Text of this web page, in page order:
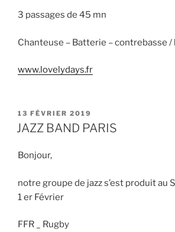
3 passages de 45 mn
Chanteuse – Batterie – contrebasse
www.lovelydays.fr
PUBLIÉ
LE
13 FÉVRIER 2019
JAZZ BAND PARIS
Bonjour,
notre groupe de jazz s’est produit au
1 er Février
FFR _ Rugby